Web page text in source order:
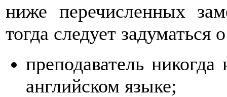
ниже перечисленных
тогда следует задуматься
преподаватель
английском языке;